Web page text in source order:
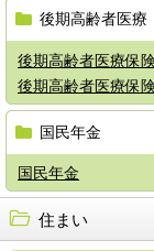
後期高齢者医療
後期高齢者医療保
後期高齢者医療保
国民年金
国民年金
住まい